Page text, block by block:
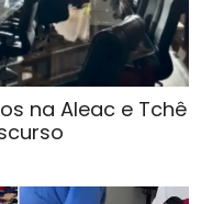
na Aleac e Tchê